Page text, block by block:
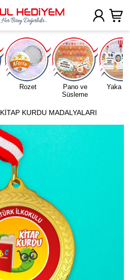
Rozet
Pano ve
Süsleme
Yaka
KİTAP KURDU MADALYALARI
Uygulamada Aç